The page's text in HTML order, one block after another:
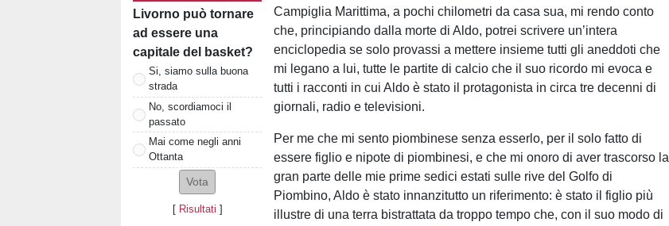
Livorno può tornare
ad essere una
capitale del basket?
Si, siamo sulla buona
strada
No, scordiamoci il
passato
Mai come negli anni
Ottanta
[ Risultati ]
Campiglia Marittima, a pochi chilometri da casa sua, mi rendo conto
che, principiando dalla morte di Aldo, potrei scrivere un’intera
enciclopedia se solo provassi a mettere insieme tutti gli aneddoti che
mi legano a lui, tutte le partite di calcio che il suo ricordo mi evoca e
tutti i racconti in cui Aldo è stato il protagonista in circa tre decenni di
giornali, radio e televisioni.
Per me che mi sento piombinese senza esserlo, per il solo fatto di
essere figlio e nipote di piombinesi, e che mi onoro di aver trascorso la
gran parte delle mie prime sedici estati sulle rive del Golfo di
Piombino, Aldo è stato innanzitutto un riferimento: è stato il figlio più
illustre di una terra bistrattata da troppo tempo che, con il suo modo di